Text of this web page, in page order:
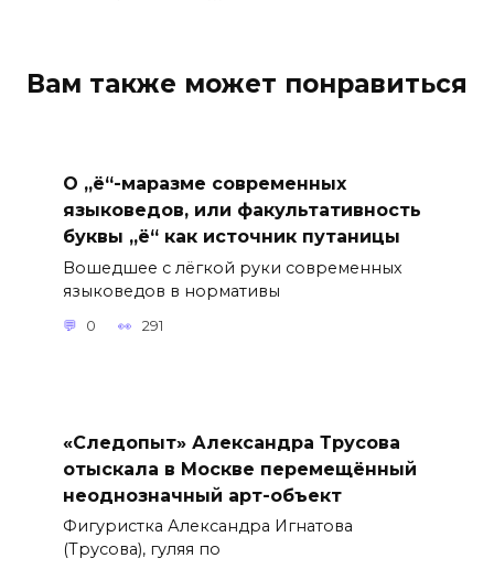
Вам также может понравиться
О „ё“-маразме современных
языковедов, или факультативность
буквы „ё“ как источник путаницы
Вошедшее с лёгкой руки современных
языковедов в нормативы
0 291
«Следопыт» Александра Трусова
отыскала в Москве перемещённый
неоднозначный арт-объект
Фигуристка Александра Игнатова
(Трусова), гуляя по